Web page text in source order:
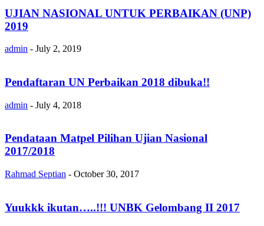
UJIAN NASIONAL UNTUK PERBAIKAN (UNP)
2019
admin - July 2, 2019
Pendaftaran UN Perbaikan 2018 dibuka!!
admin - July 4, 2018
Pendataan Matpel Pilihan Ujian Nasional
2017/2018
Rahmad Septian - October 30, 2017
Yuukkk ikutan…..!!! UNBK Gelombang II 2017